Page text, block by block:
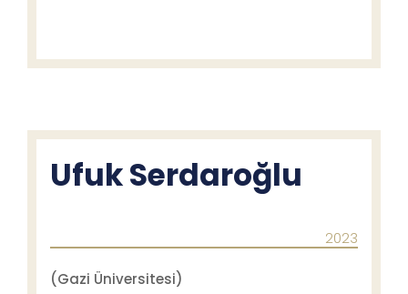
Ufuk Serdaroğlu
2023
(Gazi Üniversitesi)